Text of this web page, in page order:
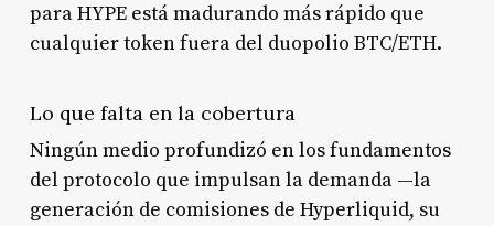
para HYPE está madurando más rápido que
cualquier token fuera del duopolio BTC/ETH.
Lo que falta en la cobertura
Ningún medio profundizó en los fundamentos
del protocolo que impulsan la demanda —la
generación de comisiones de Hyperliquid, su